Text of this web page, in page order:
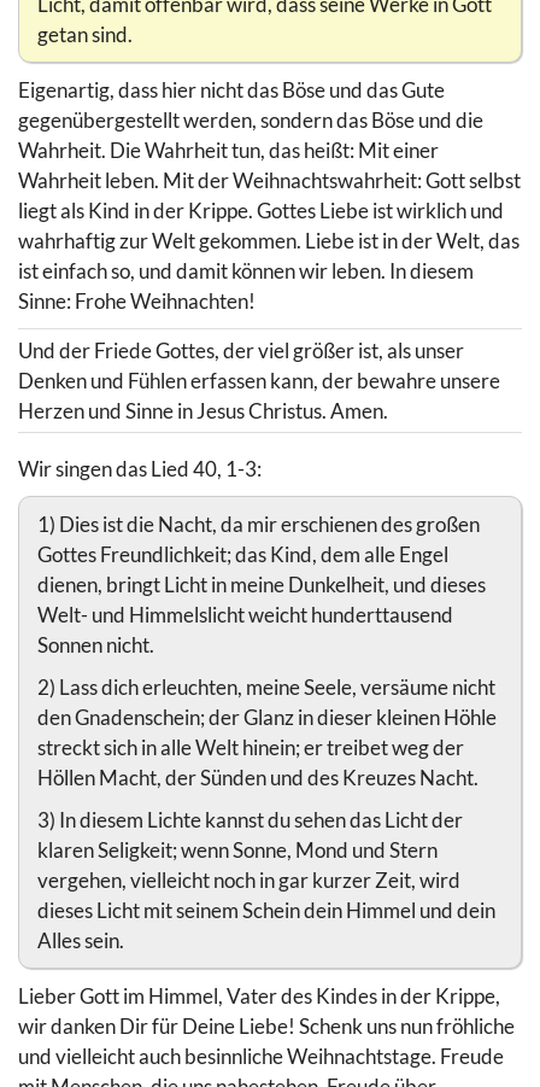
getan sind.
Eigenartig, dass hier nicht das Böse und das Gute
gegenübergestellt werden, sondern das Böse und die
Wahrheit. Die Wahrheit tun, das heißt: Mit einer
Wahrheit leben. Mit der Weihnachtswahrheit: Gott selbst
liegt als Kind in der Krippe. Gottes Liebe ist wirklich und
wahrhaftig zur Welt gekommen. Liebe ist in der Welt, das
ist einfach so, und damit können wir leben. In diesem
Sinne: Frohe Weihnachten!
Und der Friede Gottes, der viel größer ist, als unser
Denken und Fühlen erfassen kann, der bewahre unsere
Herzen und Sinne in Jesus Christus. Amen.
Wir singen das Lied 40, 1-3:
1) Dies ist die Nacht, da mir erschienen des großen
Gottes Freundlichkeit; das Kind, dem alle Engel
dienen, bringt Licht in meine Dunkelheit, und dieses
Welt- und Himmelslicht weicht hunderttausend
Sonnen nicht.
2) Lass dich erleuchten, meine Seele, versäume nicht
den Gnadenschein; der Glanz in dieser kleinen Höhle
streckt sich in alle Welt hinein; er treibet weg der
Höllen Macht, der Sünden und des Kreuzes Nacht.
3) In diesem Lichte kannst du sehen das Licht der
klaren Seligkeit; wenn Sonne, Mond und Stern
vergehen, vielleicht noch in gar kurzer Zeit, wird
dieses Licht mit seinem Schein dein Himmel und dein
Alles sein.
Lieber Gott im Himmel, Vater des Kindes in der Krippe,
wir danken Dir für Deine Liebe! Schenk uns nun fröhliche
und vielleicht auch besinnliche Weihnachtstage. Freude